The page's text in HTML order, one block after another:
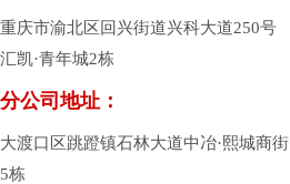
重庆市渝北区回兴街道兴科大道250号
汇凯·青年城2栋
分公司地址：
大渡口区跳蹬镇石林大道中冶·熙城商街
5栋